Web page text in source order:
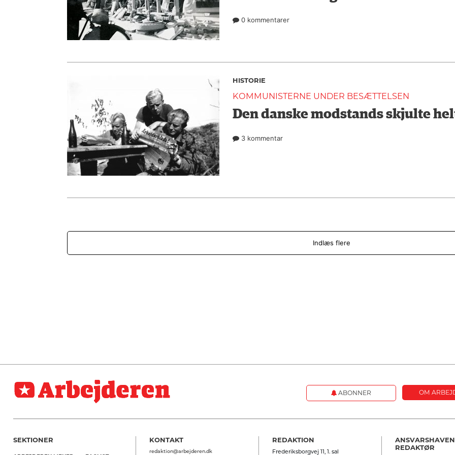
0 kommentarer
HISTORIE
KOMMUNISTERNE UNDER BESÆTTELSEN
Den danske modstands skjulte
3 kommentar
Indlæs flere
ABONNER OM
SEKTIONER KONTAKT
redaktion@arbejderen.dk
REDAKTION
Frederiksborgvej 11, 1. sal
REDAKTØR